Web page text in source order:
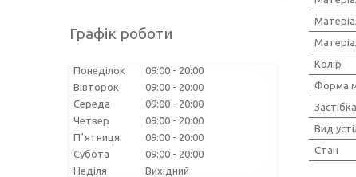
Колір
Форма
Застібка
Вид
Стан
Графік роботи
Понеділок 09:00
20:00
Вівторок
09:00
20:00
Середа
09:00
20:00
Четвер
09:00
20:00
Пʼятниця
09:00
20:00
Субота
09:00
20:00
Неділя
Вихідний